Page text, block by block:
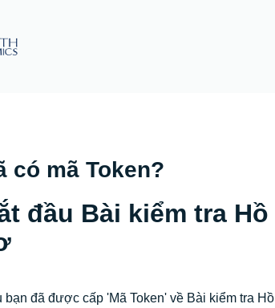
có mã Token?
đầu Bài kiểm tra Hồ
bạn đã được cấp 'Mã Token' về Bài kiểm tra Hồ